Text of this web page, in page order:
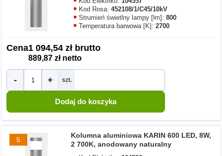
Kod Rosa:452108/1/C45/10kV
Strumień świetlny lampy [lm]:800
Temperatura barwowa [K]:2700
Cena1 094,54 zł brutto
889,87 zł netto
- + szt.
5
Kolumna aluminiowa KARIN 600 LED, 8W,
2 700K, anodowany naturalny